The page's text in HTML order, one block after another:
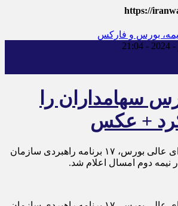
https://
بورس و فارکس
سهامداران را
+ عکس
بر اساس مصوبه شورای عالی بورس، ۱۷ برنامه‌ راهبردی سازمان
نیمه دوم امسال اعلام شد.